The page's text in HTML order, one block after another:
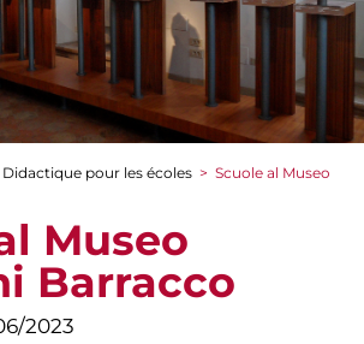
Didactique pour les écoles > Scuole al Museo
Museo
Barracco
2023